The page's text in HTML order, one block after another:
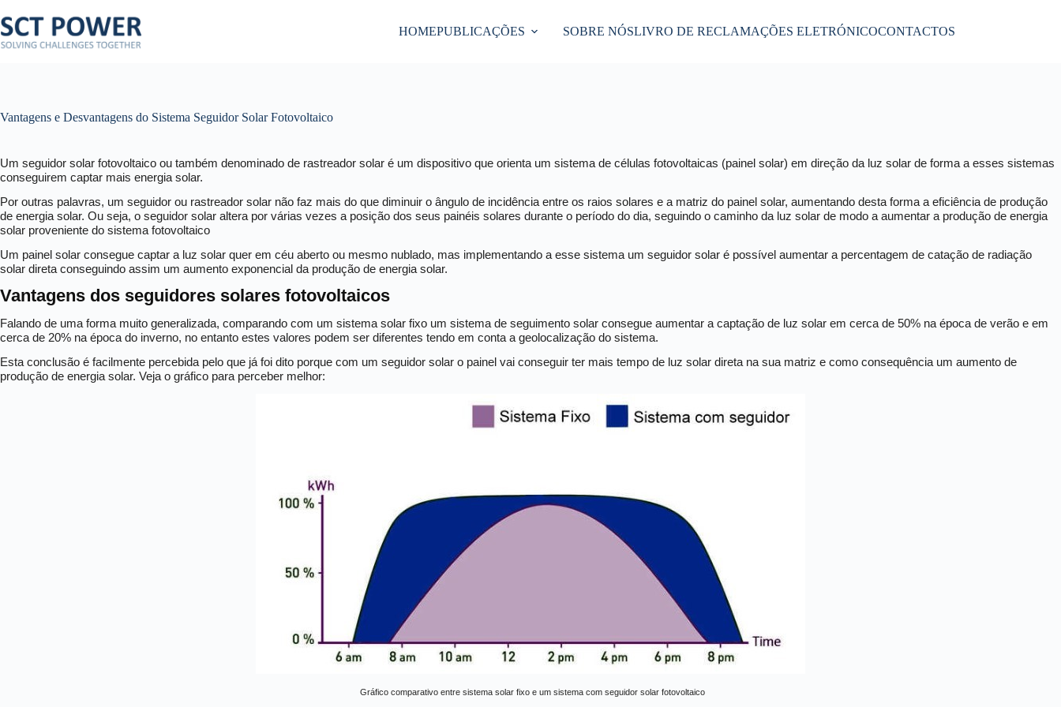
para
o
conteúdo
HOMEPUBLICAÇÕES SOBRE NÓSLIVRO DE RECLAMAÇÕES ELETRÓNICOCONTACTOS
Vantagens e Desvantagens do Sistema Seguidor Solar Fotovoltaico
Um seguidor solar fotovoltaico ou também denominado de rastreador solar é um dispositivo que orienta um sistema de células fotovoltaicas (painel solar) em direção da luz solar de forma a esses sistemas
conseguirem captar mais energia solar.
Por outras palavras, um seguidor ou rastreador solar não faz mais do que diminuir o ângulo de incidência entre os raios solares e a matriz do painel solar, aumentando desta forma a eficiência de produção
de energia solar. Ou seja, o seguidor solar altera por várias vezes a posição dos seus painéis solares durante o período do dia, seguindo o caminho da luz solar de modo a aumentar a produção de energia
solar proveniente do sistema fotovoltaico
Um painel solar consegue captar a luz solar quer em céu aberto ou mesmo nublado, mas implementando a esse sistema um seguidor solar é possível aumentar a percentagem de catação de radiação
solar direta conseguindo assim um aumento exponencial da produção de energia solar.
Vantagens dos seguidores solares fotovoltaicos
Falando de uma forma muito generalizada, comparando com um sistema solar fixo um sistema de seguimento solar consegue aumentar a captação de luz solar em cerca de 50% na época de verão e em
cerca de 20% na época do inverno, no entanto estes valores podem ser diferentes tendo em conta a geolocalização do sistema.
Esta conclusão é facilmente percebida pelo que já foi dito porque com um seguidor solar o painel vai conseguir ter mais tempo de luz solar direta na sua matriz e como consequência um aumento de
produção de energia solar. Veja o gráfico para perceber melhor:
Gráfico comparativo entre sistema solar fixo e um sistema com seguidor solar fotovoltaico